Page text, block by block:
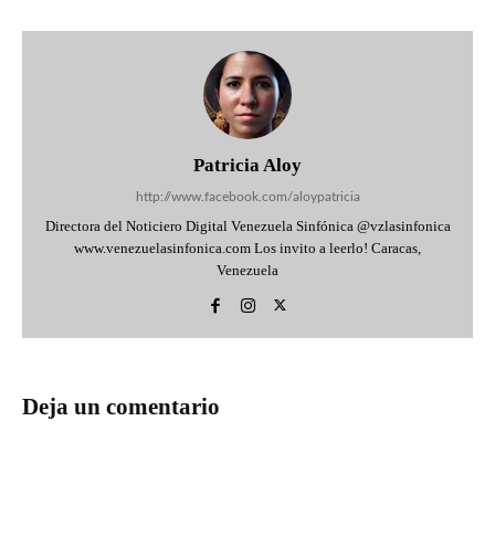
Patricia Aloy
http://www.facebook.com/aloypatricia
Directora del Noticiero Digital Venezuela Sinfónica @vzlasinfonica
www.venezuelasinfonica.com Los invito a leerlo! Caracas,
Venezuela
Deja un comentario